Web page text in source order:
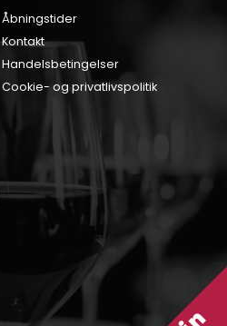
Åbningstider
Kontakt
Handelsbetingelser
Cookie- og privatlivspolitik